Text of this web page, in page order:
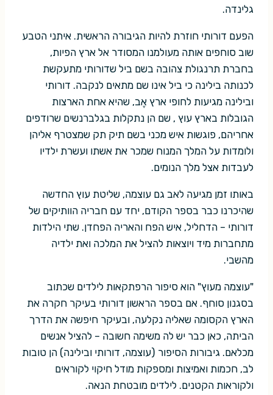
גלינדה.
הפעם דורותי חוזרת להיות הגיבורה הראשית. איתני הטבע
שוב סוחפים אותה מעולמנו המסודר אל ארץ הפיות,
בחברת תרנגולת צהובה בשם ביל שדורותי מתעקשת
לכנותה בילינה כי ביל אינו שם מתאים לנקבה. דורותי
ובילינה מגיעות לחופי ארץ אֶב, שהיא אחת הארצות
הגובלות בארץ עוץ , שם הן נתקלות בגלברנשים שרודפים
אחריהם, פוגשות איש מכני בשם תיק תק שמצטרף אליהן
ולומדות על המלך המנוח שמכר את אשתו ועשרת ילדיו
לעבדות אצל מלך הנומים.
באותו זמן מגיעה לאב גם עוצמה, שליטת עוץ החדשה
שהיכרנו כבר בספר הקודם, יחד עם חבריה הוותיקים של
דורותי – הדחליל, איש הפח והאריה הפחדן. שתי הילדות
מתחברות מיד ויוצאות להציל את המלכה ואת ילדיה
מהשבי.
"עוצמה מעוץ" הוא סיפור הרפתקאות לילדים שכתוב
בסגנון סוחף. אם בספר הראשון דורותי בעיקר חקרה את
הארץ הקסומה שאליה נקלעה, ובעיקר חיפשה את הדרך
הביתה, כאן כבר יש לה משימה חשובה – להציל אנשים
מכלאם. גיבורות הסיפור (עוצמה, דורותי ובילינה) הן טובות
לב, חכמות ואמיצות ומספקות מודל חיקוי לקוראים
ולקוראות הקטנים. לילדים מובטחת הנאה.